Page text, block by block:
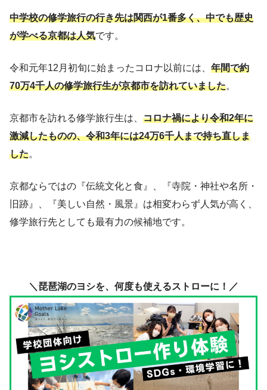
中学校の修学旅行の行き先は関西が1番多く、中でも歴史
が学べる京都は人気です。
令和元年12月初旬に始まったコロナ以前には、 年間で約
70万4千人の修学旅行生が京都市を訪れていました。
京都市を訪れる修学旅行生は、 コロナ禍により令和2年に
激減したものの、令和3年には24万6千人まで持ち直しま
した。
京都ならではの『伝統文化と食』、『寺院・神社や名所・
旧跡』、『美しい自然・風景』は相変わらず人気が高く、
修学旅行先としても最有力の候補地です。
＼琵琶湖のヨシを、何度も使えるストローに！／